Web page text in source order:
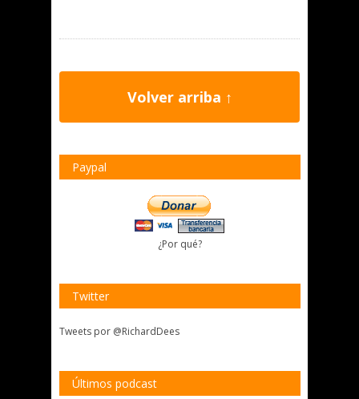
Volver arriba ↑
Paypal
¿Por qué?
Twitter
Tweets por @RichardDees
Últimos podcast